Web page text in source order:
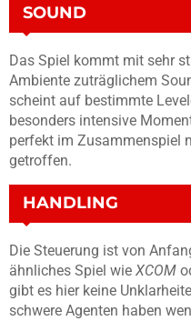
SOUND
Das Spiel kommt mit sehr
Ambiente zuträglichem
scheint auf bestimmte
besonders intensive
perfekt im Zusammenspiel
getroffen.
HANDLING
Die Steuerung ist von
ähnliches Spiel wie XCOM
gibt es hier keine
schwere Agenten haben